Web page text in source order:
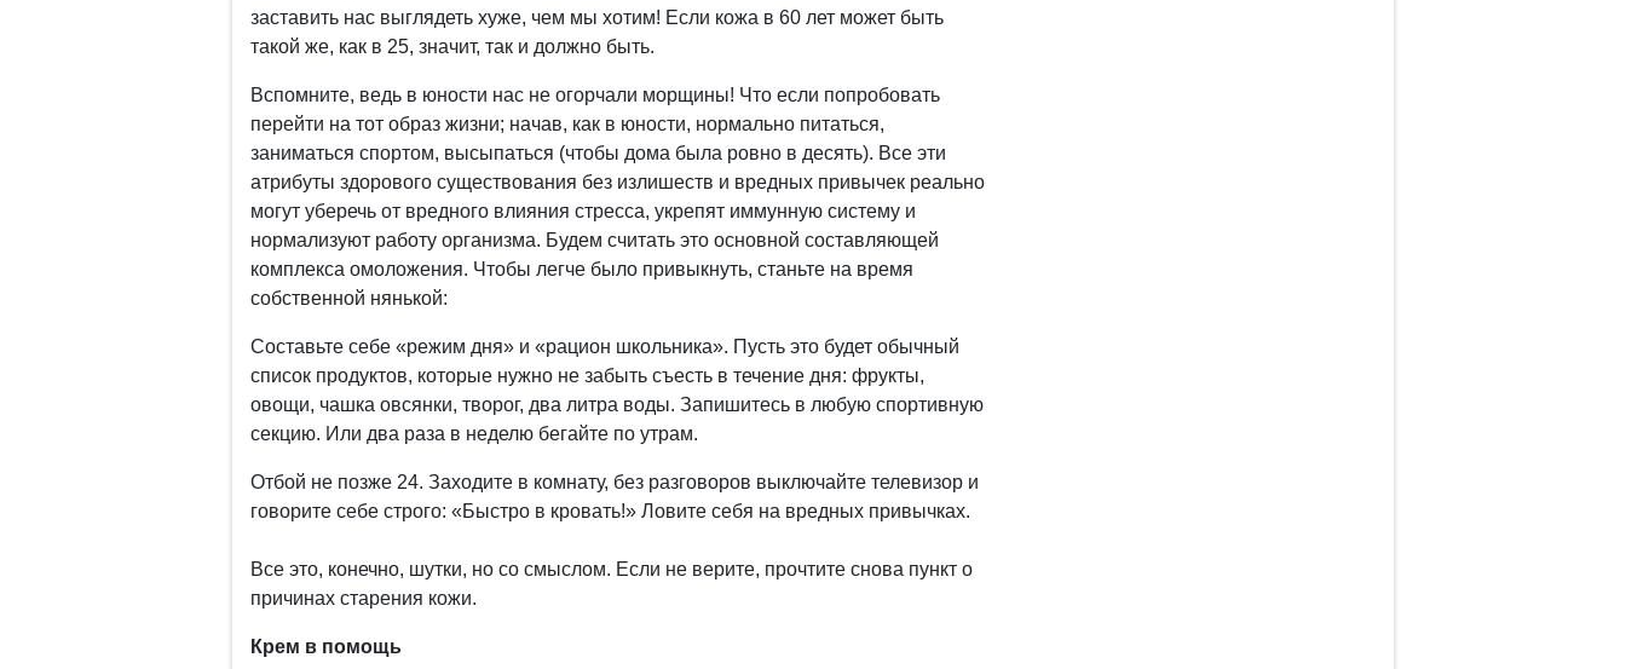
заставить нас выглядеть хуже, чем мы хотим! Если кожа в 60 лет может быть
такой же, как в 25, значит, так и должно быть.
Вспомните, ведь в юности нас не огорчали морщины! Что если попробовать
перейти на тот образ жизни; начав, как в юности, нормально питаться,
заниматься спортом, высыпаться (чтобы дома была ровно в десять). Все эти
атрибуты здорового существования без излишеств и вредных привычек реально
могут уберечь от вредного влияния стресса, укрепят иммунную систему и
нормализуют работу организма. Будем считать это основной составляющей
комплекса омоложения. Чтобы легче было привыкнуть, станьте на время
собственной нянькой:
Составьте себе «режим дня» и «рацион школьника». Пусть это будет обычный
список продуктов, которые нужно не забыть съесть в течение дня: фрукты,
овощи, чашка овсянки, творог, два литра воды. Запишитесь в любую спортивную
секцию. Или два раза в неделю бегайте по утрам.
Отбой не позже 24. Заходите в комнату, без разговоров выключайте телевизор и
говорите себе строго: «Быстро в кровать!» Ловите себя на вредных привычках.
Все это, конечно, шутки, но со смыслом. Если не верите, прочтите снова пункт о
причинах старения кожи.
Крем в помощь